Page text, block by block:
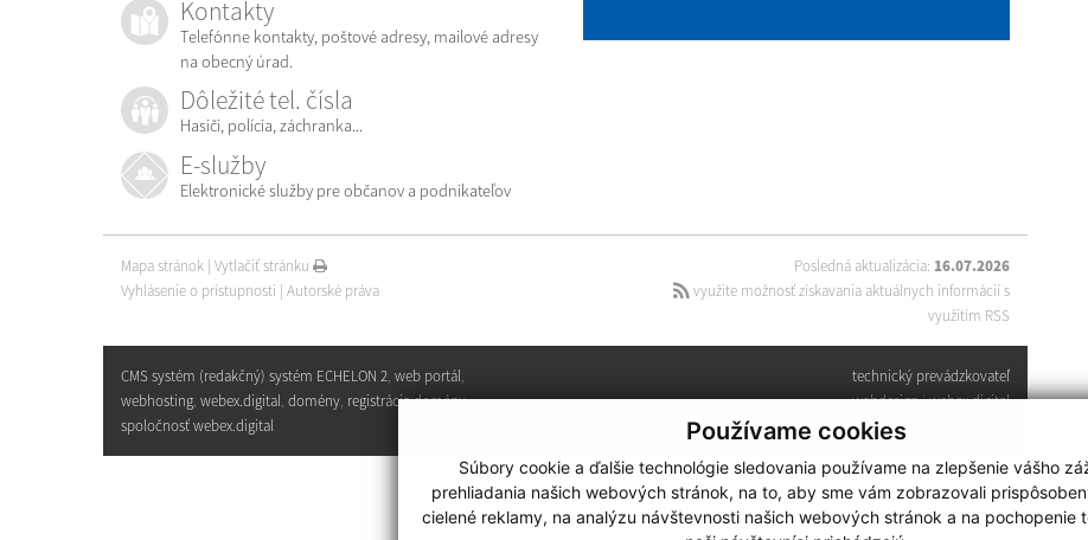
Používame cookies
Súbory cookie a ďalšie technológie sledovania používame na zlepšenie vášho
prehliadania našich webových stránok, na to, aby sme vám zobrazovali
cielené reklamy, na analýzu návštevnosti našich webových stránok a na pochopenie
Kontakty
Telefónne kontakty, poštové adresy, mailové adresy
na obecný úrad.
Dôležité tel. čísla
Hasiči, polícia, záchranka...
E-služby
Elektronické služby pre občanov a podnikateľov
Posledná aktualizácia: 16.07.2026
využite možnosť získavania aktuálnych informácií s
využitím RSS
Mapa stránok | Vytlačiť stránku
Vyhlásenie o prístupnosti | Autorské práva
technický prevádzkovateľ
webdesign|webex.digital
CMS systém (redakčný) systém ECHELON 2, web portál,
webhosting, webex.digital, domény, registrácia domény,
spoločnosť webex.digital